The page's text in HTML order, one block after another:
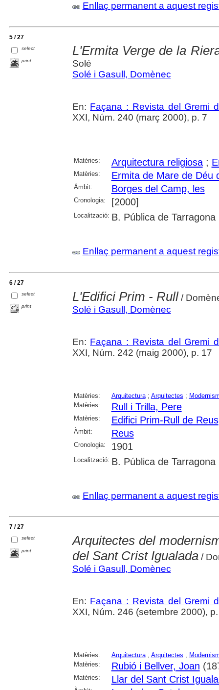
Enllaç permanent a aquest
5 / 27
select
print
L'Ermita Verge de la
Solé
Solé i Gasull, Domènec
En: Façana : Revista del Gremi
XXI, Núm. 240 (març 2000), p. 7
Matèries: Arquitectura religiosa;
Matèries: Ermita de Mare de Déu
Àmbit: Borges del Camp, les
Cronologia: [2000]
Localització: B. Pública de Tarragona
Enllaç permanent a aquest
6 / 27
select
print
L'Edifici Prim - Rull/
Solé i Gasull, Domènec
En: Façana : Revista del Gremi
XXI, Núm. 242 (maig 2000), p. 17
Matèries: Arquitectura; Arquitectes ;
Matèries:
Rull i Trilla, Pere
Matèries: Edifici Prim-Rull de Reus
Àmbit: Reus
Cronologia: 1901
Localització: B. Pública de Tarragona
Enllaç permanent a aquest
7 / 27
select
print
Arquitectes del
del Sant Crist Igualada/
Solé i Gasull, Domènec
En: Façana : Revista del Gremi
XXI, Núm. 246 (setembre 2000),
Matèries: Arquitectura; Arquitectes ;
Matèries:
Rubió i Bellver, Joan
Matèries: Llar del Sant Crist